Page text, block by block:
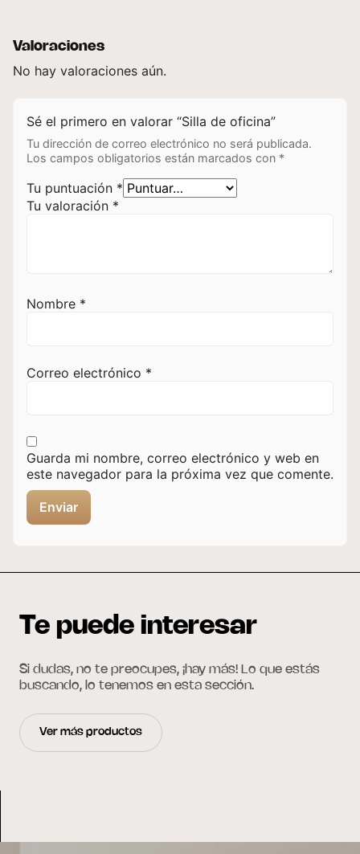
Valoraciones
No hay valoraciones aún.
Sé el primero en valorar “Silla de oficina”
Tu dirección de correo electrónico no será publicada.
Los campos obligatorios están marcados con *
Tu puntuación *
Tu valoración *
Nombre *
Correo electrónico *
Guarda mi nombre, correo electrónico y web en
este navegador para la próxima vez que comente.
Te puede interesar
Si dudas, no te preocupes, ¡hay más! Lo que estás
buscando, lo tenemos en esta sección.
Ver más productos